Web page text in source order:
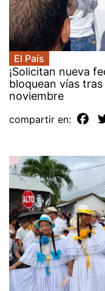
El País
¡Solicitan nueva
bloquean vías
noviembre
compartir en: